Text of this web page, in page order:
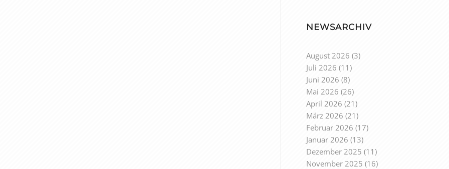
NEWSARCHIV
August 2026 (3)
Juli 2026 (11)
Juni 2026 (8)
Mai 2026 (26)
April 2026 (21)
März 2026 (21)
Februar 2026 (17)
Januar 2026 (13)
Dezember 2025 (11)
November 2025 (16)